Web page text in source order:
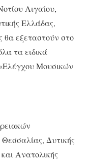
Αιγαίου,
Ελλάδας,
θα εξεταστούν στο
τα ειδικά
Μουσικών
Δυτικής
Ανατολικής